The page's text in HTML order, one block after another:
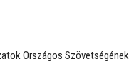
Országos Szövetségének